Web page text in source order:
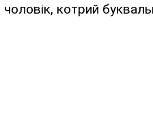
чоловік, котрий